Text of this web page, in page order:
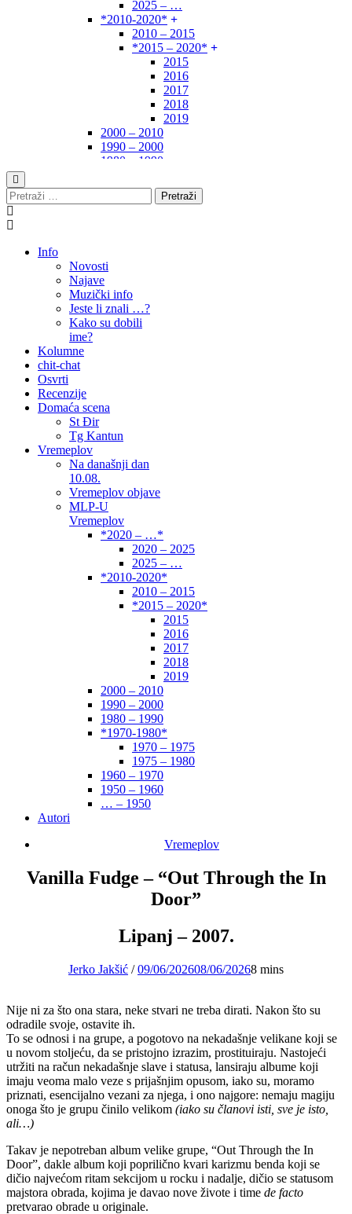
2025 – …
*2010-2020*
2010 – 2015
*2015 – 2020*
2015
2016
2017
2018
2019
2000 – 2010
1990 – 2000
1980 – 1990
1970 – 1975
1975 – 1980
Autori
Pretraži:
Info
Novosti
Najave
Muzički info
Jeste li znali …?
Kako su dobili
ime?
Kolumne
chit-chat
Osvrti
Recenzije
Domaća scena
St Đir
Tg Kantun
Vremeplov
Na današnji dan
10.08.
Vremeplov objave
MLP-U
Vremeplov
*2020 – …*
2020 – 2025
2025 – …
*2010-2020*
2010 – 2015
*2015 – 2020*
2015
2016
2017
2018
2019
2000 – 2010
1990 – 2000
1980 – 1990
*1970-1980*
1970 – 1975
1975 – 1980
1960 – 1970
1950 – 1960
… – 1950
Autori
Vremeplov
Vanilla Fudge – “Out Through the In
Door”
Lipanj – 2007.
Jerko Jakšić /09/06/202608/06/20268 mins
Nije ni za što ona stara, neke stvari ne treba dirati. Nakon što su
odradile svoje, ostavite ih.
To se odnosi i na grupe, a pogotovo na nekadašnje velikane koji se
u novom stoljeću, da se pristojno izrazim, prostituiraju. Nastojeći
utržiti na račun nekadašnje slave i statusa, lansiraju albume koji
imaju veoma malo veze s prijašnjim opusom, iako su, moramo
priznati, esencijalno vezani za njega, i ono najgore: nemaju magiju
onoga što je grupu činilo velikom (iako su članovi isti, sve je isto,
ali…)
Takav je nepotreban album velike grupe, “Out Through the In
Door”, dakle album koji poprilično kvari karizmu benda koji se
dičio najvećom ritam sekcijom u rocku i nadalje, dičio se statusom
majstora obrada, kojima je davao nove živote i time de facto
pretvarao obrade u originale.